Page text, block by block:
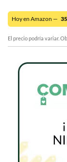
Hoy en Amazon —
El precio podría variar.